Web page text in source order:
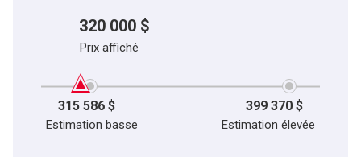
320 000 $
Prix affiché
315 586 $ 399 370 $
Estimation basse Estimation élevée